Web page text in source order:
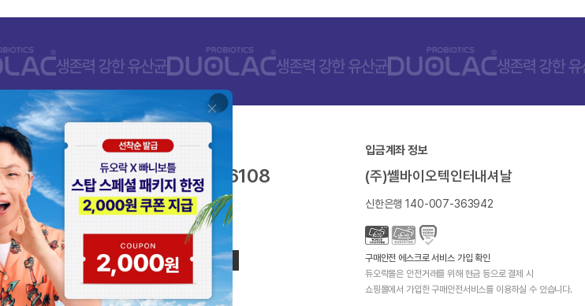
고객센터/제품상담
080-668-6108
평일 10:00 - 17:00
점심 11:30 - 12:30
주말, 공휴일 휴무
FAQ 1:1 문의
입금계좌 정보
(주)쎌바이오텍인터내셔날
신한은행 140-007-363942
구매안전 에스크로 서비스 가입 확인
듀오락몰은 안전거래를 위해 현금 등으로 결제 시
쇼핑몰에서 가입한 구매안전서비스를 이용하실 수 있습니다.